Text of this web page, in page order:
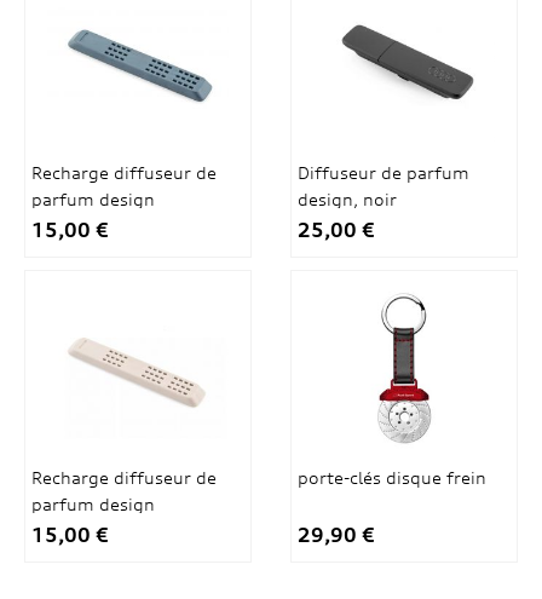
Recharge diffuseur de
parfum design
15,00 €
Diffuseur de parfum
design, noir
25,00 €
Recharge diffuseur de
parfum design
15,00 €
porte-clés disque frein
29,90 €